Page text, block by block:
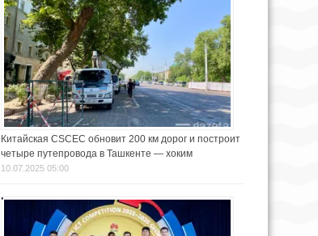
Китайская CSCEC обновит 200 км дорог и построит
четыре путепровода в Ташкенте — хоким
10.07.2025 05:00